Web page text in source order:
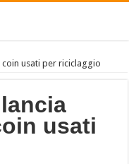
usati per riciclaggio
usati